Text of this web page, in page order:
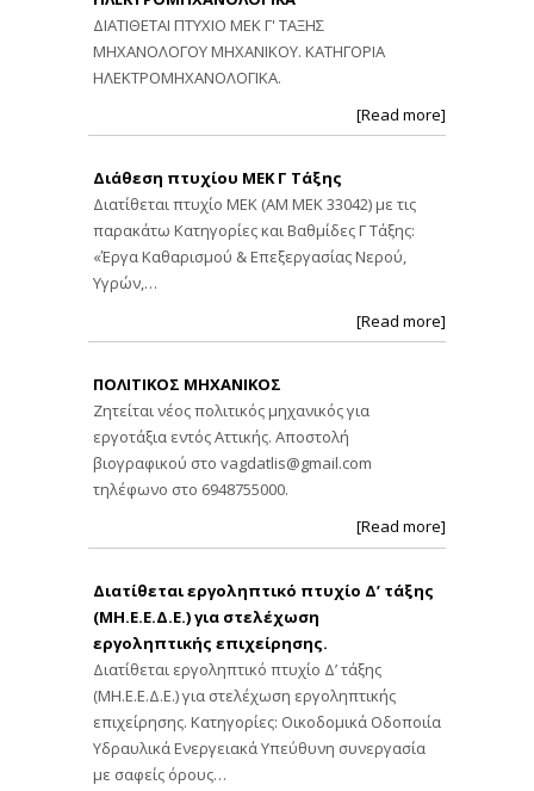
ΔΙΑΤΙΘΕΤΑΙ ΠΤΥΧΙΟ ΜΕΚ Γ' ΤΑΞΗΣ
ΜΗΧΑΝΟΛΟΓΟΥ ΜΗΧΑΝΙΚΟΥ. ΚΑΤΗΓΟΡΙΑ
ΗΛΕΚΤΡΟΜΗΧΑΝΟΛΟΓΙΚΑ.
[Read more]
Διάθεση πτυχίου ΜΕΚ Γ Τάξης
Διατίθεται πτυχίο ΜΕΚ (ΑΜ ΜΕΚ 33042) με τις
παρακάτω Κατηγορίες και Βαθμίδες Γ Τάξης:
«Έργα Καθαρισμού & Επεξεργασίας Νερού,
Υγρών,…
[Read more]
ΠΟΛΙΤΙΚΟΣ ΜΗΧΑΝΙΚΟΣ
Ζητείται νέος πολιτικός μηχανικός για
εργοτάξια εντός Αττικής. Αποστολή
βιογραφικού στο vagdatlis@gmail.com
τηλέφωνο στο 6948755000.
[Read more]
Διατίθεται εργοληπτικό πτυχίο Δ’ τάξης
(ΜΗ.Ε.Ε.Δ.Ε.) για στελέχωση
εργοληπτικής επιχείρησης.
Διατίθεται εργοληπτικό πτυχίο Δ’ τάξης
(ΜΗ.Ε.Ε.Δ.Ε.) για στελέχωση εργοληπτικής
επιχείρησης. Κατηγορίες: Οικοδομικά Οδοποιία
Υδραυλικά Ενεργειακά Υπεύθυνη συνεργασία
με σαφείς όρους…